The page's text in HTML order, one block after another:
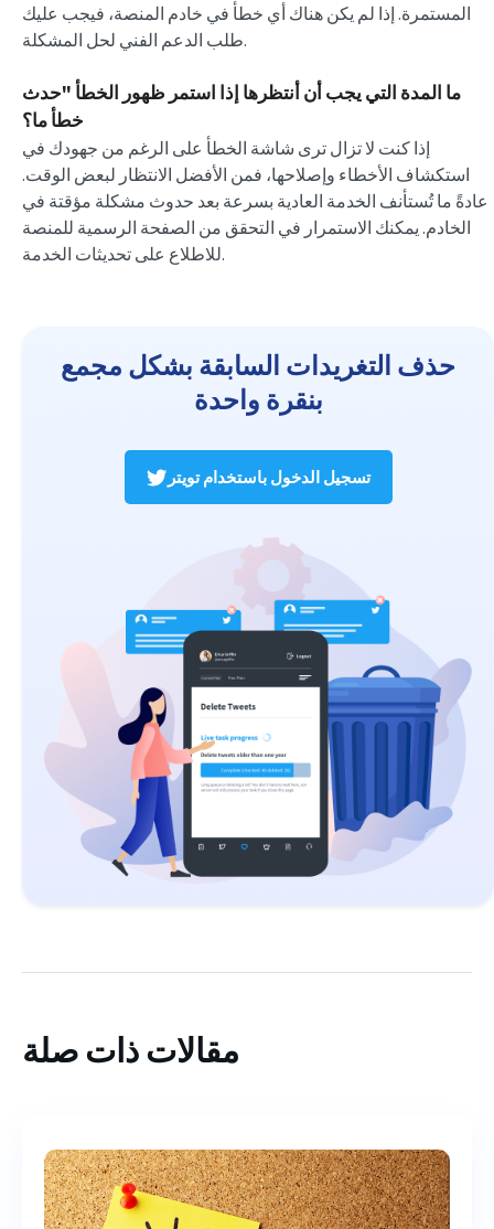
المستمرة. إذا لم يكن هناك أي خطأ في خادم المنصة، فيجب عليك
طلب الدعم الفني لحل المشكلة.
ما المدة التي يجب أن أنتظرها إذا استمر ظهور الخطأ "حدث
خطأ ما؟
إذا كنت لا تزال ترى شاشة الخطأ على الرغم من جهودك في
استكشاف الأخطاء وإصلاحها، فمن الأفضل الانتظار لبعض الوقت.
عادةً ما تُستأنف الخدمة العادية بسرعة بعد حدوث مشكلة مؤقتة في
الخادم. يمكنك الاستمرار في التحقق من الصفحة الرسمية للمنصة
للاطلاع على تحديثات الخدمة.
حذف التغريدات السابقة بشكل مجمع
بنقرة واحدة
تسجيل الدخول باستخدام تويتر
مقالات ذات صلة